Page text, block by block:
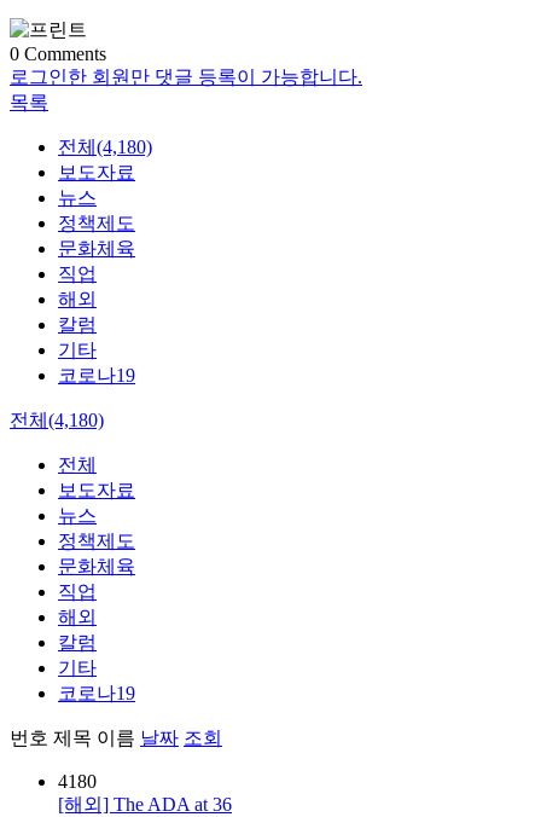
0 Comments
로그인한 회원만 댓글 등록이 가능합니다.
목록
전체(4,180)
보도자료
뉴스
정책제도
문화체육
직업
해외
칼럼
기타
코로나19
전체(4,180)
전체
보도자료
뉴스
정책제도
문화체육
직업
해외
칼럼
기타
코로나19
번호 제목 이름 날짜 조회
4180
[해외] The ADA at 36